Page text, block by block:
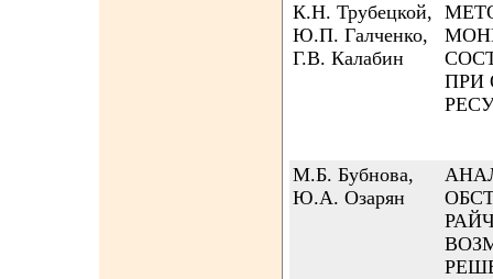
К.Н. Трубецкой,
Ю.П. Галченко,
Г.В. Калабин
ПРИ
М.Б. Бубнова,
Ю.А. Озарян